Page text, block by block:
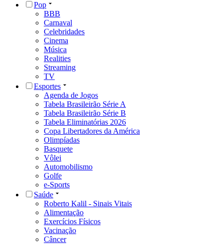
Pop
BBB
Carnaval
Celebridades
Cinema
Música
Realities
Streaming
TV
Esportes
Agenda de Jogos
Tabela Brasileirão Série A
Tabela Brasileirão Série B
Tabela Eliminatórias 2026
Copa Libertadores da América
Olimpíadas
Basquete
Vôlei
Automobilismo
Golfe
e-Sports
Saúde
Roberto Kalil - Sinais Vitais
Alimentação
Exercícios Físicos
Vacinação
Câncer